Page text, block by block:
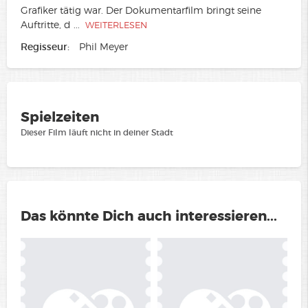
Grafiker tätig war. Der Dokumentarfilm bringt seine
Auftritte, d
WEITERLESEN
Regisseur: Phil Meyer
Spielzeiten
Dieser Film läuft nicht in deiner Stadt
Das könnte Dich auch interessieren...